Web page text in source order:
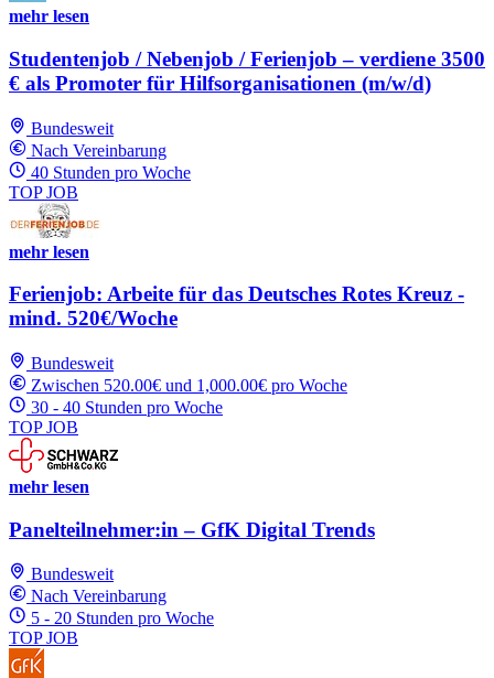
mehr lesen
Studentenjob / Nebenjob / Ferienjob – verdiene 3500
€ als Promoter für Hilfsorganisationen (m/w/d)
Bundesweit
Nach Vereinbarung
40 Stunden pro Woche
TOP JOB
mehr lesen
Ferienjob: Arbeite für das Deutsches Rotes Kreuz -
mind. 520€/Woche
Bundesweit
Zwischen 520.00€ und 1,000.00€ pro Woche
30 - 40 Stunden pro Woche
TOP JOB
mehr lesen
Panelteilnehmer:in – GfK Digital Trends
Bundesweit
Nach Vereinbarung
5 - 20 Stunden pro Woche
TOP JOB